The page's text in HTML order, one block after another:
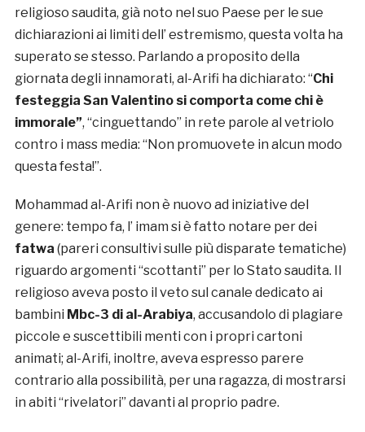
religioso saudita, già noto nel suo Paese per le sue
dichiarazioni ai limiti dell’ estremismo, questa volta ha
superato se stesso. Parlando a proposito della
giornata degli innamorati, al-Arifi ha dichiarato: “Chi
festeggia San Valentino si comporta come chi è
immorale”, “cinguettando” in rete parole al vetriolo
contro i mass media: “Non promuovete in alcun modo
questa festa!”.
Mohammad al-Arifi non è nuovo ad iniziative del
genere: tempo fa, l’ imam si è fatto notare per dei
fatwa (pareri consultivi sulle più disparate tematiche)
riguardo argomenti “scottanti” per lo Stato saudita. Il
religioso aveva posto il veto sul canale dedicato ai
bambini Mbc-3 di al-Arabiya, accusandolo di plagiare
piccole e suscettibili menti con i propri cartoni
animati; al-Arifi, inoltre, aveva espresso parere
contrario alla possibilità, per una ragazza, di mostrarsi
in abiti “rivelatori” davanti al proprio padre.